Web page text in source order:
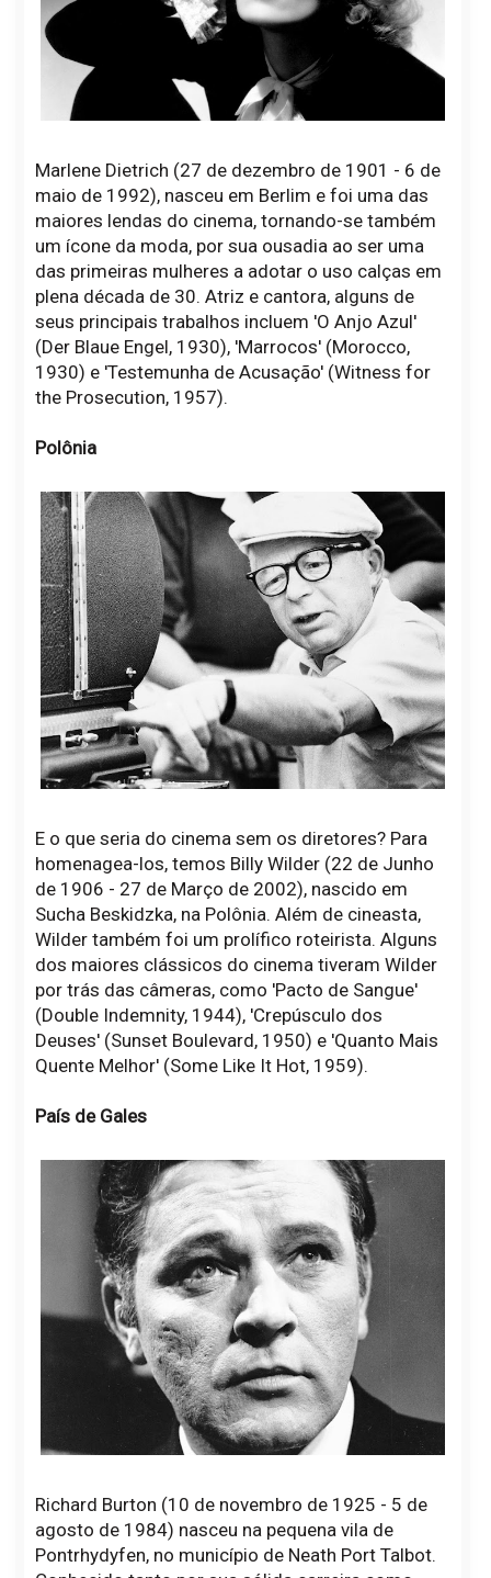
Marlene Dietrich (27 de dezembro de 1901 - 6 de
maio de 1992), nasceu em Berlim e foi uma das
maiores lendas do cinema, tornando-se também
um ícone da moda, por sua ousadia ao ser uma
das primeiras mulheres a adotar o uso calças em
plena década de 30. Atriz e cantora, alguns de
seus principais trabalhos incluem 'O Anjo Azul'
(Der Blaue Engel, 1930), 'Marrocos' (Morocco,
1930) e 'Testemunha de Acusação' (Witness for
the Prosecution, 1957).
Polônia
E o que seria do cinema sem os diretores? Para
homenagea-los, temos Billy Wilder (22 de Junho
de 1906 - 27 de Março de 2002), nascido em
Sucha Beskidzka, na Polônia. Além de cineasta,
Wilder também foi um prolífico roteirista. Alguns
dos maiores clássicos do cinema tiveram Wilder
por trás das câmeras, como 'Pacto de Sangue'
(Double Indemnity, 1944), 'Crepúsculo dos
Deuses' (Sunset Boulevard, 1950) e 'Quanto Mais
Quente Melhor' (Some Like It Hot, 1959).
País de Gales
Richard Burton (10 de novembro de 1925 - 5 de
agosto de 1984) nasceu na pequena vila de
Pontrhydyfen, no município de Neath Port Talbot.